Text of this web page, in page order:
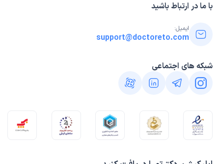
با ما در ارتباط باشید
ایمیل:
support@doctoreto.com
شبکه های اجتماعی